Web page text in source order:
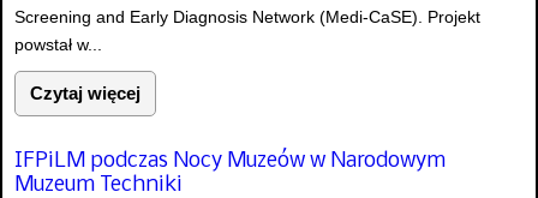
Screening and Early Diagnosis Network (Medi-CaSE). Projekt
powstał w...
Czytaj więcej
IFPiLM podczas Nocy Muzeów w Narodowym
Muzeum Techniki